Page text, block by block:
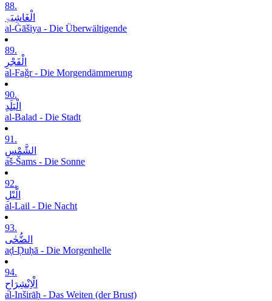
88.
الْغَاشِیَۃِ
al-Ġāšiya - Die Überwältigende
89.
الْفَجْرِ
al-Faǧr - Die Morgendämmerung
90.
الْبَلَدِ
al-Balad - Die Stadt
91.
الشَّمْسِ
aš-Šams - Die Sonne
92.
الَّیْلِ
al-Lail - Die Nacht
93.
الضُّحٰی
aḍ-Ḍuḥā - Die Morgenhelle
94.
الْاِنْشِرَاحِ
al-Inširāḥ - Das Weiten (der Brust)